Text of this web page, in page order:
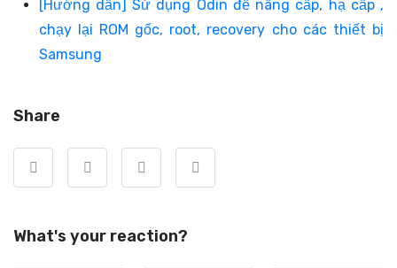
[Hướng dẫn] Sử dụng Odin để nâng cấp, hạ cấp ,
chạy lại ROM gốc, root, recovery cho các thiết bị
Samsung
Share
What's your reaction?